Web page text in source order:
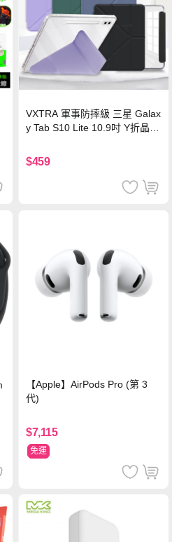
VXTRA 軍事防摔級 三星 Galax
y Tab S10 Lite 10.9吋 Y折晶透
$459
【Apple】AirPods Pro (第 3
代)
$7,115
免運